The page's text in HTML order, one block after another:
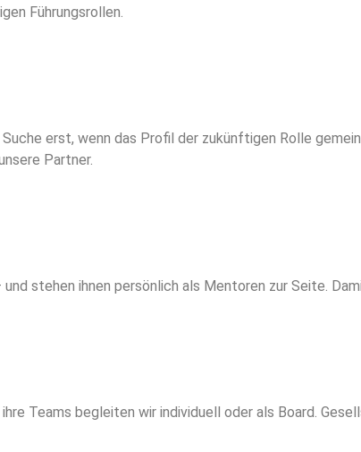
Führungsrollen.
erst, wenn das Profil der zukünftigen Rolle
Partner.
stehen ihnen persönlich als Mentoren zur Seite.
Teams begleiten wir individuell oder als Board.